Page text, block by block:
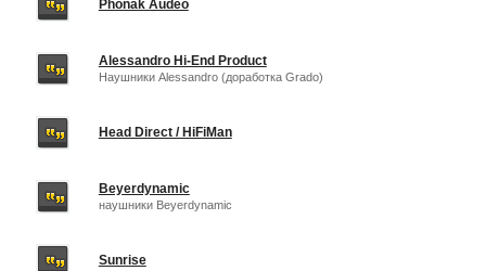
Phonak Audeo
Alessandro Hi-End Product
Наушники Alessandro (доработка Grado)
Head Direct / HiFiMan
Beyerdynamic
наушники Beyerdynamic
Sunrise